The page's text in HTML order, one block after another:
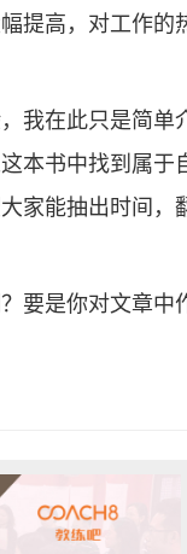
提高，对工作的
我在此只是简
本书中找到属
家能抽出时间，
要是你对文章中